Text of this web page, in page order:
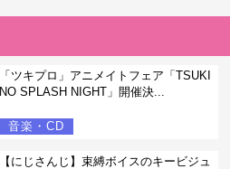
「ツキプロ」アニメイトフェア「TSUKI
NO SPLASH NIGHT」開催決...
音楽・CD
【にじさんじ】束縛ボイスのキービジュ